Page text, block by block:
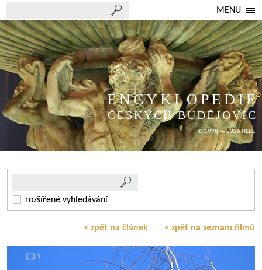
MENU
ENCYKLOPEDIE
ČESKÝCH BUDĚJOVIC
© 1998 — 2026 NEBE
rozšířené vyhledávání
< zpět na článek < zpět na seznam filmů